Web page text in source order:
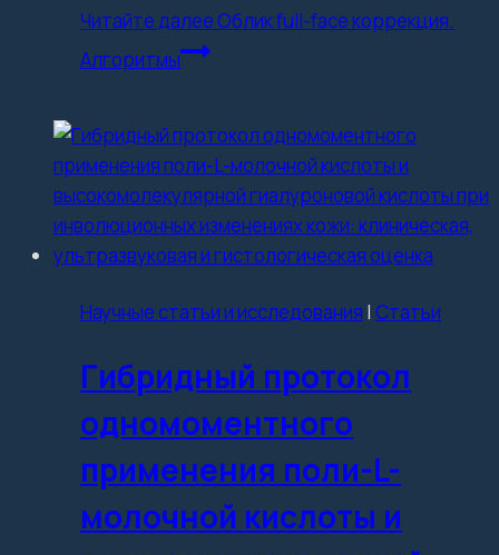
Читайте далееОблик full-face коррекция.
Алгоритмы
Научные статьи и исследования | Статьи
Гибридный протокол
одномоментного
применения поли-L-
молочной кислоты и